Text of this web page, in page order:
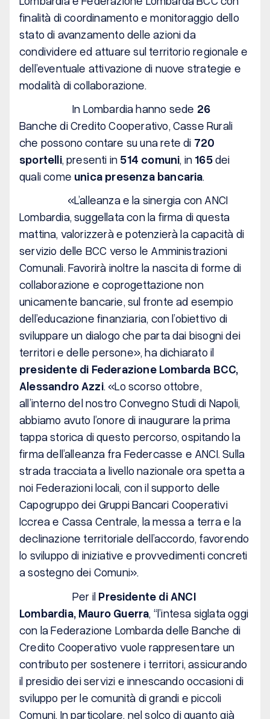
finalità di coordinamento e monitoraggio dello
stato di avanzamento delle azioni da
condividere ed attuare sul territorio regionale e
dell’eventuale attivazione di nuove strategie e
modalità di collaborazione.
In Lombardia hanno sede 26
Banche di Credito Cooperativo, Casse Rurali
che possono contare su una rete di 720
sportelli, presenti in 514 comuni, in 165dei
quali come unica presenza bancaria.
«L’alleanza e la sinergia con ANCI
Lombardia, suggellata con la firma di questa
mattina, valorizzerà e potenzierà la capacità di
servizio delle BCC verso le Amministrazioni
Comunali. Favorirà inoltre la nascita di forme di
collaborazione e coprogettazione non
unicamente bancarie, sul fronte ad esempio
dell’educazione finanziaria, con l’obiettivo di
sviluppare un dialogo che parta dai bisogni dei
territori e delle persone», ha dichiarato il
presidente di Federazione Lombarda BCC,
Alessandro Azzi. «Lo scorso ottobre,
all’interno del nostro Convegno Studi di Napoli,
abbiamo avuto l’onore di inaugurare la prima
tappa storica di questo percorso, ospitando la
firma dell’alleanza fra Federcasse e ANCI. Sulla
strada tracciata a livello nazionale ora spetta a
noi Federazioni locali, con il supporto delle
Capogruppo dei Gruppi Bancari Cooperativi
Iccrea e Cassa Centrale, la messa a terra e la
declinazione territoriale dell’accordo, favorendo
lo sviluppo di iniziative e provvedimenti concreti
a sostegno dei Comuni».
Per il Presidente di ANCI
Lombardia, Mauro Guerra, “l’intesa siglata oggi
con la Federazione Lombarda delle Banche di
Credito Cooperativo vuole rappresentare un
contributo per sostenere i territori, assicurando
il presidio dei servizi e innescando occasioni di
sviluppo per le comunità di grandi e piccoli
Comuni. In particolare, nel solco di quanto già